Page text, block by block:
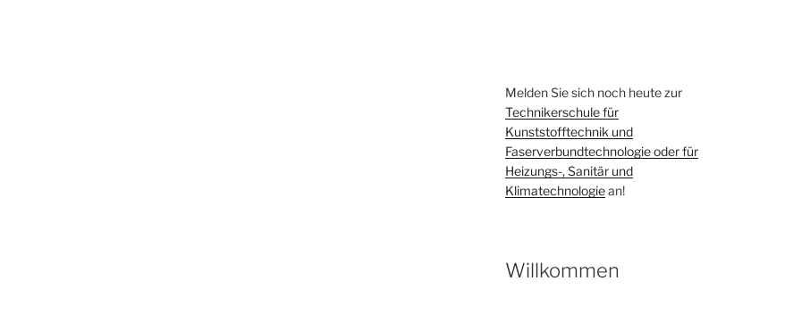
Melden Sie sich noch heute zur
Technikerschule für
Kunststofftechnik und
Faserverbundtechnologie oder für
Heizungs-, Sanitär und
Klimatechnologiean!
Willkommen